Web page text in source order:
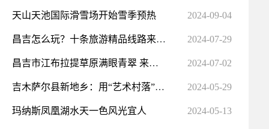
天山天池国际滑雪场开始雪季预热 2024-09-04
昌吉怎么玩？十条旅游精品线路来啦！ 2024-07-29
昌吉市江布拉提草原满眼青翠 来看动物撒欢 2024-07-02
吉木萨尔县新地乡：用“艺术村落”点亮乡村文旅之路 2024-05-29
玛纳斯凤凰湖水天一色风光宜人 2024-05-13